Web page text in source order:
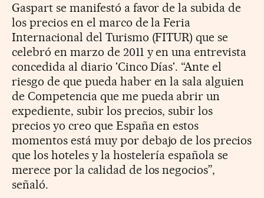
Gaspart se manifestó a favor de la subida de
los precios en el marco de la Feria
Internacional del Turismo (FITUR) que se
celebró en marzo de 2011 y en una entrevista
concedida al diario 'Cinco Días'. “Ante el
riesgo de que pueda haber en la sala alguien
de Competencia que me pueda abrir un
expediente, subir los precios, subir los
precios yo creo que España en estos
momentos está muy por debajo de los precios
que los hoteles y la hostelería española se
merece por la calidad de los negocios”,
señaló.